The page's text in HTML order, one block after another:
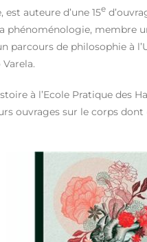
est auteure d’une 15e
phénoménologie, membre
parcours de philosophie à
à l’Ecole Pratique des
ouvrages sur le corps dont